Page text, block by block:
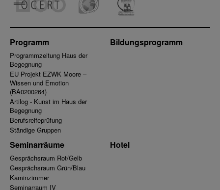
Programm
Programmzeitung Haus der
Begegnung
EU Projekt EZWK Moore –
Wissen und Emotion
(BA0200264)
Artilog - Kunst im Haus der
Begegnung
Berufsreifeprüfung
Ständige Gruppen
Bildungsprogramm
Seminarräume
Gesprächsraum Rot/Gelb
Gesprächsraum Grün/Blau
Kaminzimmer
Seminarraum IV
Hotel